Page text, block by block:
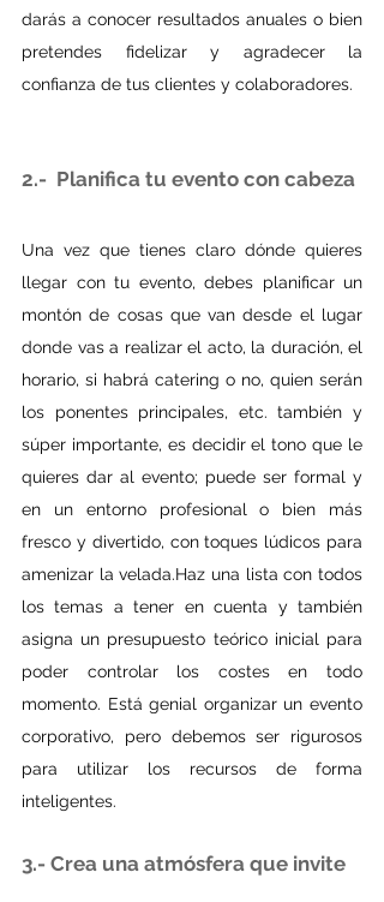
darás a conocer resultados anuales o bien
pretendes fidelizar y agradecer la
confianza de tus clientes y colaboradores.
2.-  Planifica tu evento con cabeza
Una vez que tienes claro dónde quieres
llegar con tu evento, debes planificar un
montón de cosas que van desde el lugar
donde vas a realizar el acto, la duración, el
horario, si habrá catering o no, quien serán
los ponentes principales, etc. también y
súper importante, es decidir el tono que le
quieres dar al evento; puede ser formal y
en un entorno profesional o bien más
fresco y divertido, con toques lúdicos para
amenizar la velada.Haz una lista con todos
los temas a tener en cuenta y también
asigna un presupuesto teórico inicial para
poder controlar los costes en todo
momento. Está genial organizar un evento
corporativo, pero debemos ser rigurosos
para utilizar los recursos de forma
inteligentes.
3.- Crea una atmósfera que invite